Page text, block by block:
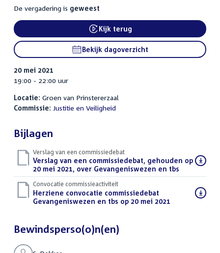
activiteit
De vergadering is geweest
External link:
Kijk terug
Bekijk dagoverzicht
20 mei 2021
19:00 - 22:00 uur
Locatie: Groen van Prinstererzaal
Commissie: Justitie en Veiligheid
Bijlagen
Verslag van een commissiedebat
Download
bestand:
Verslag van een commissiedebat, gehouden op
20 mei 2021, over Gevangeniswezen en tbs
Convocatie commissieactiviteit
Download
bestand:
Herziene convocatie commissiedebat
Gevangeniswezen en tbs op 20 mei 2021
Bewindsperso(o)n(en)